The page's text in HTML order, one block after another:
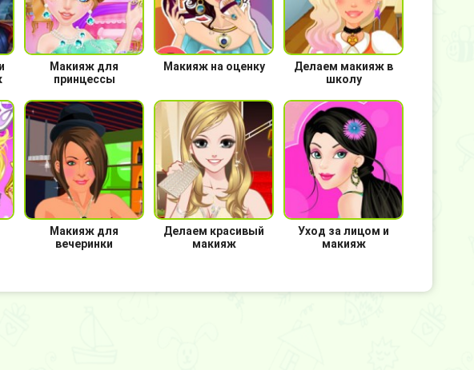
Макияж для
принцессы
Макияж на оценку
Делаем макияж в
школу
Макияж для
вечеринки
Делаем красивый
макияж
Уход за лицом и
макияж